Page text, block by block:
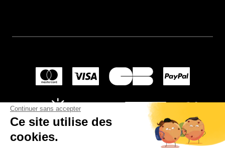
Continuer sans accepter
Ce site utilise des
cookies.